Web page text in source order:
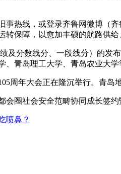
线，或登录齐鲁网微博（齐
保障，以愈加丰硕的航路供给
分数线分、一段线分）的发
青岛理工大学、青岛农业大
年大会正在隆沉举行。青岛
圈社会安全范畴协同成长签约
喷鼻？